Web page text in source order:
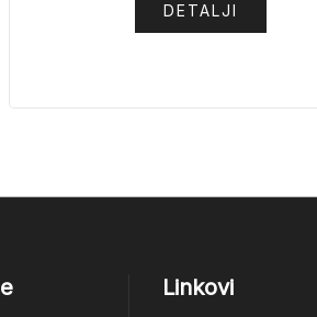
DETALJI
Linkovi